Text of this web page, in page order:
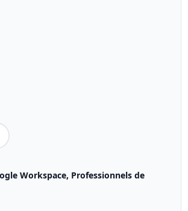
Workspace, Professionnels de